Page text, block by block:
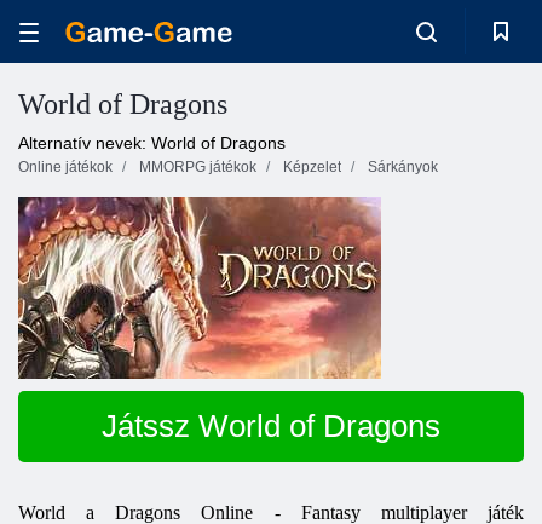
World of Dragons
Alternatív nevek: World of Dragons
Online játékok MMORPG játékok Képzelet Sárkányok
Játssz World of Dragons
WorldaDragonsOnline - Fantasy multiplayer játék